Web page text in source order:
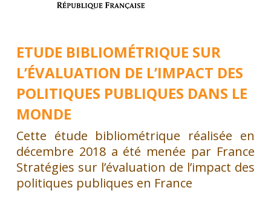
ETUDE BIBLIOMÉTRIQUE SUR
L’ÉVALUATION DE L’IMPACT DES
POLITIQUES PUBLIQUES DANS LE
MONDE
Cette étude bibliométrique réalisée en
décembre 2018 a été menée par France
Stratégies sur l’évaluation de l’impact des
politiques publiques en France